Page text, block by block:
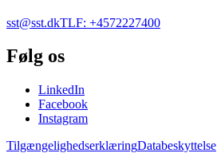
sst@sst.dkTLF: +4572227400
Følg os
LinkedIn
Facebook
Instagram
TilgængelighedserklæringDatabeskyttelse